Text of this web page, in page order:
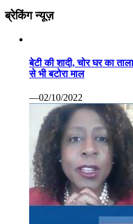
ब्रेकिंग न्यूज़
बेटी की शादी, चोर घर का
से भी बटोरा माल
—02/10/2022